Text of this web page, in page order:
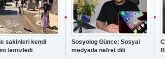
sakinleri kendi
temizledi
Sosyolog Günce: Sosyal
medyada nefret dili
50 yaban domuzu karşı kıyıya yüzerek geçti
ekipleri bilgi, cesaret ve fedakârlıklarıyla hayat kurtarıyor
için geri sayım başladı
il başkanı Yalçın: Kuşkonar Köyü sakinleri, köylerine
ve ahlaki yapıyı bozan en büyük olumsuzluklardan biri de
Mahallesi'nin Yaklaşık 40 Yıllık Ana İsale Hattını Yeniliyor